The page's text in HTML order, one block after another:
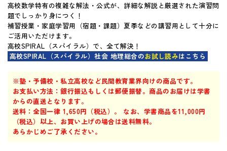
高校数学特有の複雑な解法・公式が、詳細な解説と厳選された演習問
題でしっかり身につく！
補習授業・家庭学習用（宿題・課題）夏季などの講習用として十分に
ご活用いただけます。
高校SPIRAL（スパイラル）で、全て解決！
高校SPIRAL（スパイラル）社会 地理総合のお試し読みはこちら
※塾・予備校・私立高校など民間教育業界向けの商品です。
お支払い方法：銀行振込もしくは郵便振替。商品のお届けは学書
からの直送となります。
送料：全国一律 1,650円（税込）。 なお、学書商品を11,000円
（税込）以上、お買い上げの場合は送料無料。
あらかじめご了承ください。